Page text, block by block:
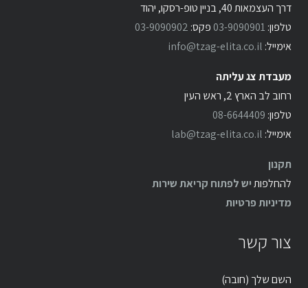
דרך העצמאות 40, בניין טופ-רסקו, יהוד
טלפון: 03-9090901 פקס: 03-9090902
אימייל: info@tzag-elita.co.il
מעבדת צג עליתה
רחוב לב הארץ 2, ראש העין
טלפון: 08-6644409
אימייל: lab@tzag-elita.co.il
תקנון
להחלפותיש לפתוח קריאת שירות
מדיניות פרטיות
צור קשר
השם שלך (חובה)